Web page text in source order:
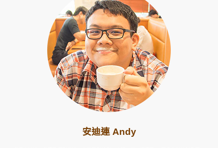
安迪連 Andy